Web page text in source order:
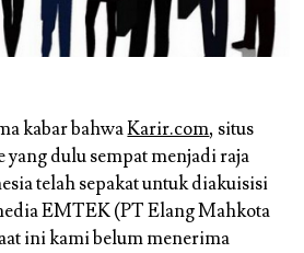
kabar bahwaKarir.com, situs
dulu sempat menjadi raja
telah sepakat untuk diakuisisi
EMTEK (PT Elang Mahkota
ini kami belum menerima